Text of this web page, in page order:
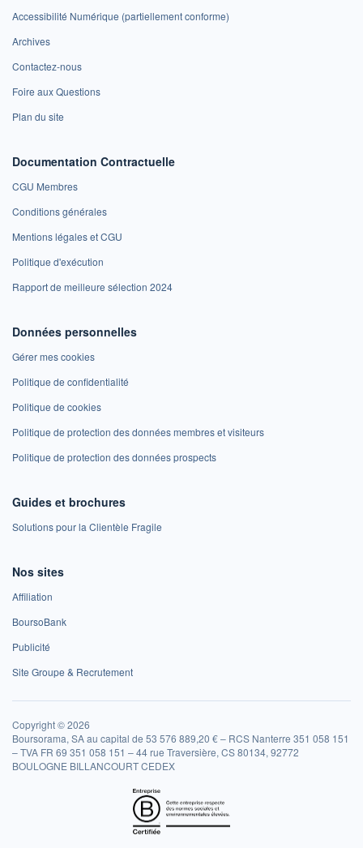
Accessibilité Numérique (partiellement conforme)
Archives
Contactez-nous
Foire aux Questions
Plan du site
Documentation Contractuelle
CGU Membres
Conditions générales
Mentions légales et CGU
Politique d'exécution
Rapport de meilleure sélection 2024
Données personnelles
Gérer mes cookies
Politique de confidentialité
Politique de cookies
Politique de protection des données membres et visiteurs
Politique de protection des données prospects
Guides et brochures
Solutions pour la Clientèle Fragile
Nos sites
Affiliation
BoursoBank
Publicité
Site Groupe & Recrutement
Copyright © 2026
Boursorama, SA au capital de 53 576 889,20 € – RCS Nanterre 351 058 151
– TVA FR 69 351 058 151 – 44 rue Traversière, CS 80134, 92772
BOULOGNE BILLANCOURT CEDEX